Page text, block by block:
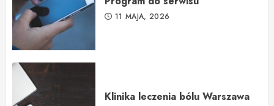
11 MAJA, 2026
Klinika leczenia bólu Warszawa